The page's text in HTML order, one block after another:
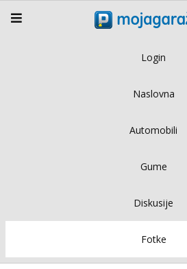
Login
Naslovna
Automobili
Gume
Diskusije
Fotke